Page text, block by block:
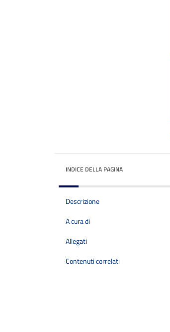
INDICE DELLA PAGINA
Descrizione
A cura di
Allegati
Contenuti correlati